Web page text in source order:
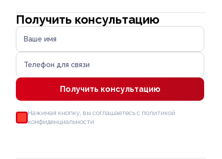
Получить консультацию
Ваше имя
Телефон для связи
Получить консультацию
Нажимая кнопку, вы соглашаетесь с политикой
конфиденциальности